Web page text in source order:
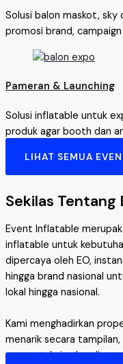
Solusi balon maskot,
promosi brand,
Pameran & Launching
Solusi inflatable untuk
produk agar booth dan
LIHAT SEMUA
Sekilas
Event Inflatable
inflatable untuk
dipercaya oleh EO,
hingga brand nasional
lokal hingga nasional.
Kami menghadirkan
menarik secara
secara teknis, dan